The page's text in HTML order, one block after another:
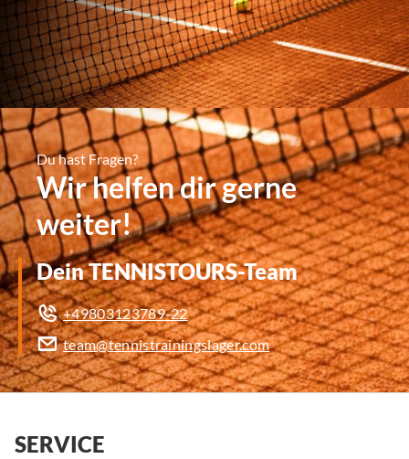
Du hast Fragen?
Wir helfen dir gerne
weiter!
Dein TENNISTOURS-Team
+49803123789-22
team@tennistrainingslager.com
SERVICE